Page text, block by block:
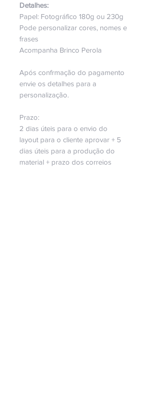
Detalhes:
Papel: Fotográfico 180g ou 230g
Pode personalizar cores, nomes e
frases
Acompanha Brinco Perola
Após confrmação do pagamento
envie os detalhes para a
personalização.
Prazo:
2 dias úteis para o envio do
layout para o cliente aprovar + 5
dias úteis para a produção do
material + prazo dos correios